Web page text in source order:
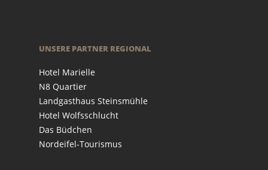
UNSERE PARTNER REGIONAL
Hotel Marielle
N8 Quartier
Landgasthaus Steinsmühle
Hotel Wolfsschlucht
Das Büdchen
Nordeifel-Tourismus